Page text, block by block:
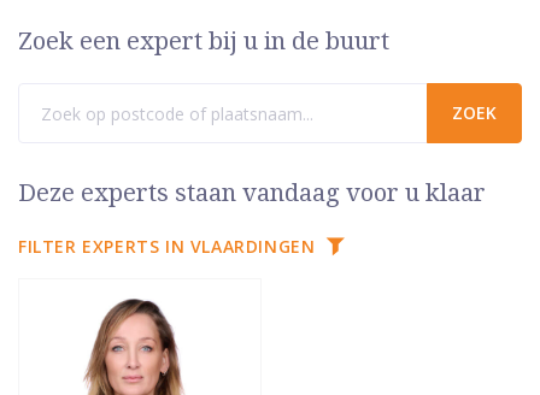
Zoek een expert bij u in de buurt
Deze experts staan vandaag voor u klaar
FILTER EXPERTS IN VLAARDINGEN